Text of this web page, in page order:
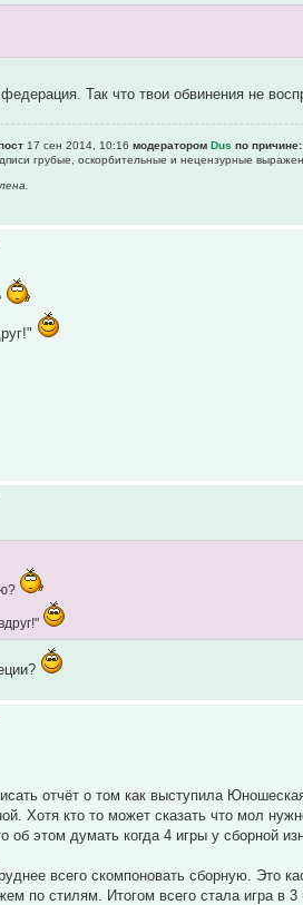
Так что твои обвинения не
17 сен 2014, 10:16 модераторомDus по причине:
гpубые, оскорбительные и нецензурные
отчёт о том как выступила
Хотя кто то может сказать что мол
об этом думать когда 4 игры у сборной
всего скомпоновать сборную. Это
по стилям. Итогом всего стала игра в